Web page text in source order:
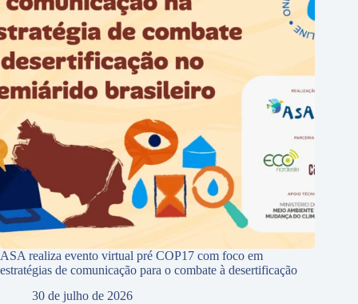
ASA realiza evento virtual pré COP17 com foco em
estratégias de comunicação para o combate à desertificação
30 de julho de 2026